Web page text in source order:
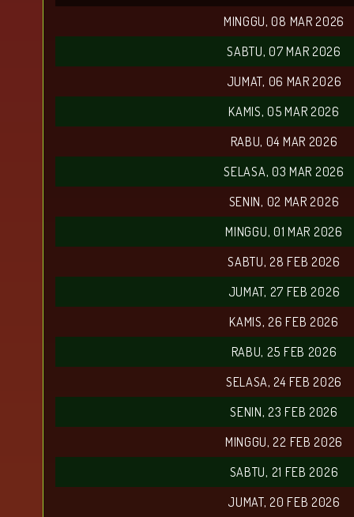
MINGGU, 08 MAR 2026
SABTU, 07 MAR 2026
JUMAT, 06 MAR 2026
KAMIS, 05 MAR 2026
RABU, 04 MAR 2026
SELASA, 03 MAR 2026
SENIN, 02 MAR 2026
MINGGU, 01 MAR 2026
SABTU, 28 FEB 2026
JUMAT, 27 FEB 2026
KAMIS, 26 FEB 2026
RABU, 25 FEB 2026
SELASA, 24 FEB 2026
SENIN, 23 FEB 2026
MINGGU, 22 FEB 2026
SABTU, 21 FEB 2026
JUMAT, 20 FEB 2026